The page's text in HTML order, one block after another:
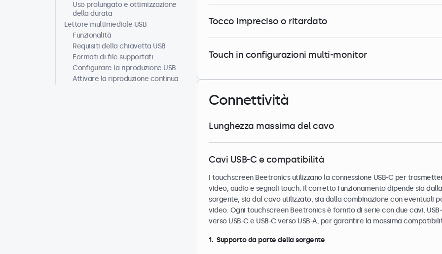
Uso prolungato e ottimizzazione
della durata
Lettore multimediale USB
Funzionalità
Requisiti della chiavetta USB
Formati di file supportati
Configurare la riproduzione USB
Attivare la riproduzione continua
Tocco impreciso o ritardato
Touch in configurazioni multi-monitor
Connettività
Lunghezza massima del cavo
Cavi USB-C e compatibilità
I touchscreen Beetronics utilizzano la connessione USB-C per
video, audio e segnali touch. Il corretto funzionamento dipende sia dalla
sorgente, sia dal cavo utilizzato, sia dalla combinazione con eventuali
video. Ogni touchscreen Beetronics è fornito di serie con due cavi,
verso USB-C e USB-C verso USB-A, per garantire la massima
1. Supporto da parte della sorgente